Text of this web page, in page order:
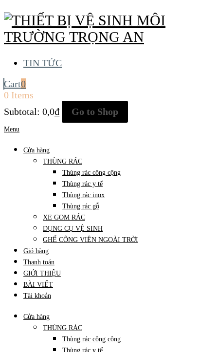
TIN TỨC
Cart0
0 Items
Subtotal: 0,0₫ Go to Shop
Menu
Cửa hàng
THÙNG RÁC
Thùng rác công cộng
Thùng rác y tế
Thùng rác inox
Thùng rác gỗ
XE GOM RÁC
DỤNG CỤ VỆ SINH
GHẾ CÔNG VIÊN NGOÀI TRỜI
Giỏ hàng
Thanh toán
GIỚI THIỆU
BÀI VIẾT
Tài khoản
Cửa hàng
THÙNG RÁC
Thùng rác công cộng
Thùng rác y tế